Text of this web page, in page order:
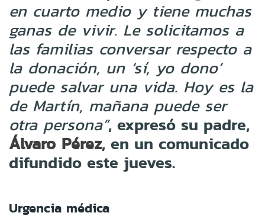
en cuarto medio y tiene muchas
ganas de vivir. Le solicitamos a
las familias conversar respecto a
la donación, un ‘sí, yo dono’
puede salvar una vida. Hoy es la
de Martín, mañana puede ser
otra persona”, expresó su padre,
Álvaro Pérez, en un comunicado
difundido este jueves.
Urgencia médica